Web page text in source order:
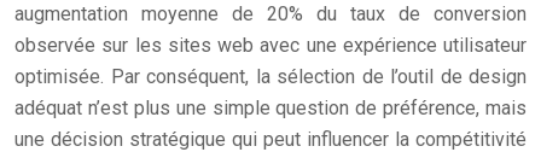
augmentation moyenne de 20% du taux de conversion
observée sur les sites web avec une expérience utilisateur
optimisée. Par conséquent, la sélection de l’outil de design
adéquat n’est plus une simple question de préférence, mais
une décision stratégique qui peut influencer la compétitivité